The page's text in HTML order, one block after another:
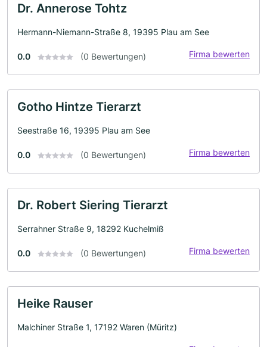
Dr. Annerose Tohtz
Hermann-Niemann-Straße 8, 19395 Plau am See
0.0 (0 Bewertungen) Firma bewerten
Gotho Hintze Tierarzt
Seestraße 16, 19395 Plau am See
0.0 (0 Bewertungen) Firma bewerten
Dr. Robert Siering Tierarzt
Serrahner Straße 9, 18292 Kuchelmiß
0.0 (0 Bewertungen) Firma bewerten
Heike Rauser
Malchiner Straße 1, 17192 Waren (Müritz)